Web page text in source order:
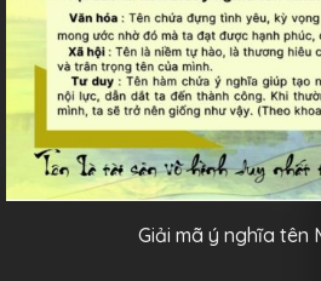
Giải mã ý nghĩa tên